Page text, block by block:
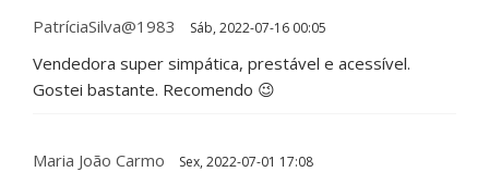
PatríciaSilva@1983 Sáb, 2022-07-16 00:05
Vendedora super simpática, prestável e acessível.
Gostei bastante. Recomendo 😉
Maria João Carmo Sex, 2022-07-01 17:08